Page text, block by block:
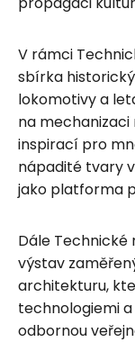
V rámci
sbírka
lokomotivy a
na mechanizaci
inspirací pro
nápadité tvary
jako platforma
Dále Technické
výstav
architekturu,
technologiemi
odbornou